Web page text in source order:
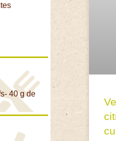
40 g de